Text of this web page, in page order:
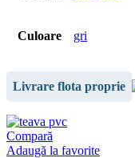
Culoare gri
Livrare flota proprie
Compară
Adaugă la favorite